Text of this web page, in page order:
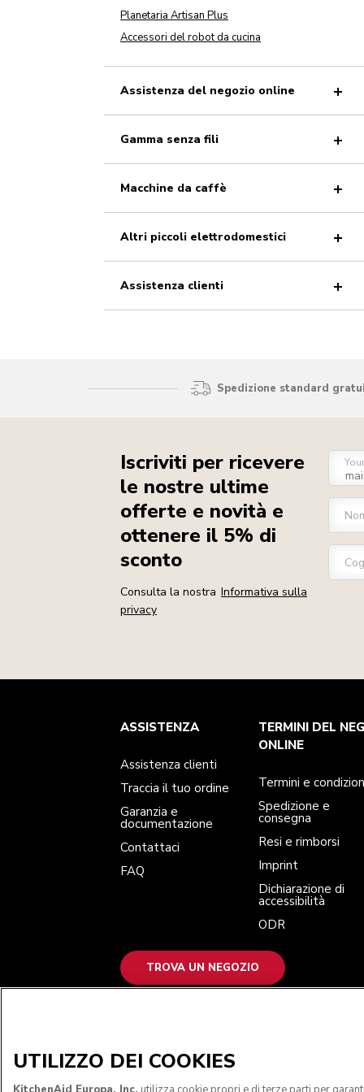
Planetaria Artisan Plus
Accessori del robot da cucina
Assistenza del negozio online
Gamma senza fili
Macchine da caffè
Altri piccoli elettrodomestici
Assistenza clienti
Spedizione standard
Iscriviti per ricevere
le nostre ultime
offerte e novità e
ottenere il 5% di
sconto
Consulta la nostra Informativa sulla
privacy
Assistenza clienti
Traccia il tuo ordine
FAQ
Termini e condizioni
Spedizione e consegna
Dichiarazione di accessibilità
Per il marchio
La nostra storia
Trova un negozio
ASSISTENZA
Assistenza clienti
Traccia il tuo ordine
Garanzia e
documentazione
Contattaci
FAQ
TERMINI DEL
ONLINE
Termini e
Spedizione e
consegna
Resi e rimborsi
Imprint
Dichiarazione di
accessibilità
ODR
TROVA UN NEGOZIO
UTILIZZO DEI COOKIES